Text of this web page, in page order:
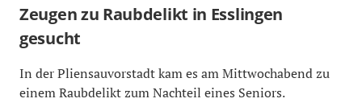
Zeugen zu Raubdelikt in Esslingen
gesucht
In der Pliensauvorstadt kam es am Mittwochabend zu
einem Raubdelikt zum Nachteil eines Seniors.